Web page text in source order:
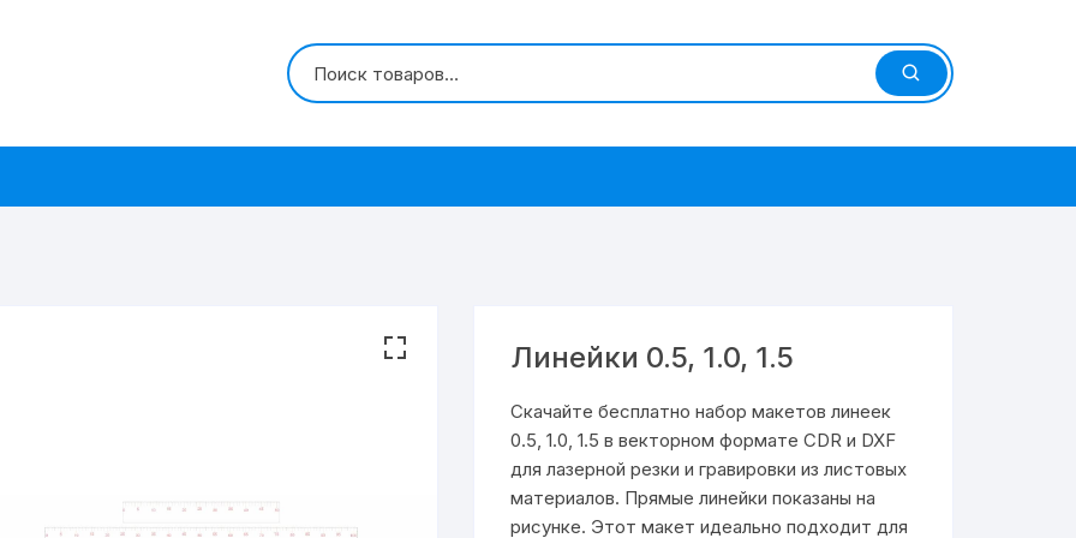
Линейки 0.5, 1.0, 1.5
Скачайте бесплатно набор макетов линеек
0.5, 1.0, 1.5 в векторном формате CDR и DXF
для лазерной резки и гравировки из листовых
материалов. Прямые линейки показаны на
рисунке. Этот макет идеально подходит для